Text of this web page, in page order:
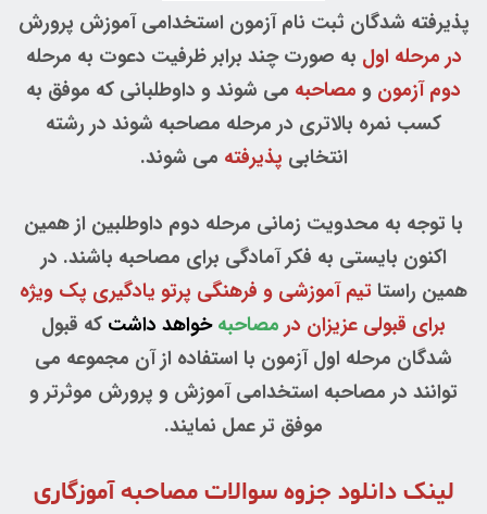
پذیرفته شدگان ثبت نام آزمون استخدامی آموزش پرورش
در مرحله اول به صورت چند برابر ظرفیت دعوت به مرحله
دوم آزمون و مصاحبه می شوند و داوطلبانی که موفق به
کسب نمره بالاتری در مرحله مصاحبه شوند در رشته
انتخابی پذیرفته می شوند.
با توجه به محدویت زمانی مرحله دوم داوطلبین از همین
اکنون بایستی به فکر آمادگی برای مصاحبه باشند. در
همین راستاتیم آموزشی و فرهنگی پرتو یادگیری پک ویژه
برای قبولی عزیزان در مصاحبه خواهد داشت که قبول
شدگان مرحله اول آزمون با استفاده از آن مجموعه می
توانند در مصاحبه استخدامی آموزش و پرورش موثرتر و
موفق تر عمل نمایند.
لینک دانلود جزوه سوالات مصاحبه آموزگاری